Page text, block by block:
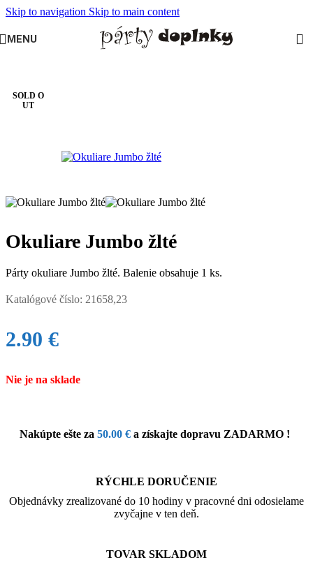
Skip to navigation Skip to main content
MENU
MASKY NA KARNEVAL
SOLD O
UT
Okuliare Jumbo žlté
Párty okuliare Jumbo žlté. Balenie obsahuje 1 ks.
Katalógové číslo: 21658,23
2.90 €
Nie je na sklade
Nakúpte ešte za 50.00 € a získajte dopravu ZADARMO !
RÝCHLE DORUČENIE
Objednávky zrealizované do 10 hodiny v pracovné dni odosielame
zvyčajne v ten deň.
TOVAR SKLADOM